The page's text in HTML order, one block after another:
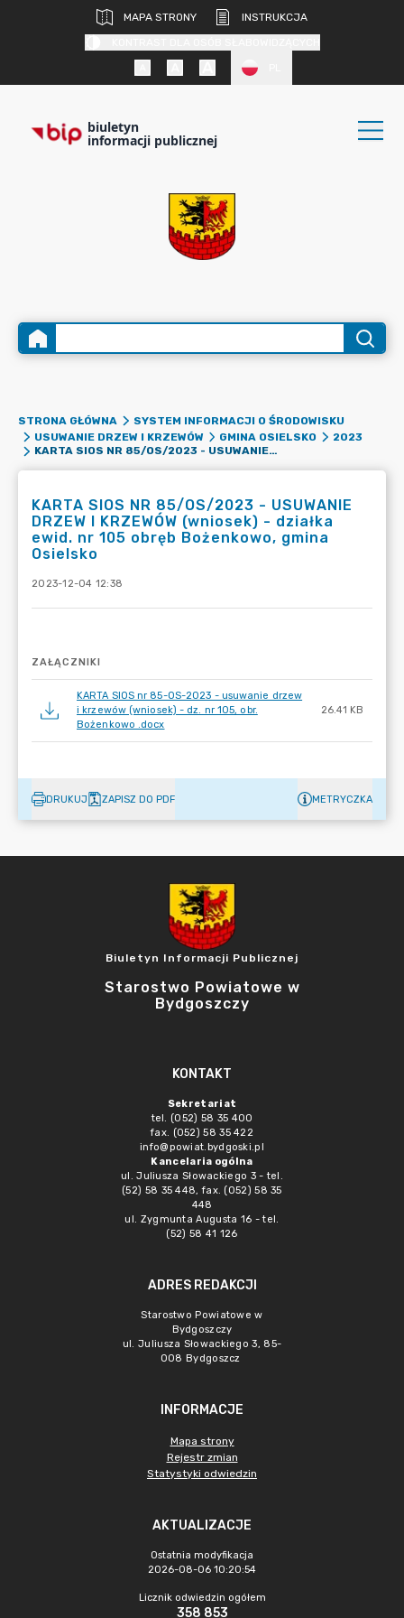
MAPA STRONY
INSTRUKCJA
biuletyn
informacji publicznej
STRONA GŁÓWNA
SYSTEM INFORMACJI O ŚRODOWISKU
USUWANIE DRZEW I KRZEWÓW
GMINA OSIELSKO
2023
KARTA SIOS NR 85/OS/2023 - USUWANIE DRZEW I KRZEWÓW (WNIOSEK) - DZIAŁKA EWID. NR 105 OBRĘB BOŻENKOWO, GMINA OSIELSKO
KARTA SIOS NR 85/OS/2023 - USUWANIE
DRZEW I KRZEWÓW (wniosek) - działka
ewid. nr 105 obręb Bożenkowo, gmina
Osielsko
2023-12-04 12:38
ZAŁĄCZNIKI
KARTA SIOS nr 85-OS-2023 - usuwanie drzew
i krzewów (wniosek) - dz. nr 105, obr.
Bożenkowo .docx
26.41 KB
DRUKUJ ZAPISZ DO PDF METRYCZKA
Biuletyn Informacji Publicznej
Starostwo Powiatowe w
Bydgoszczy
KONTAKT
Sekretariat
tel. (052) 58 35 400
fax. (052) 58 35 422
info@powiat.bydgoski.pl
Kancelaria ogólna
ul. Juliusza Słowackiego 3 - tel.
(52) 58 35 448, fax. (052) 58 35
448
ul. Zygmunta Augusta 16 - tel.
(52) 58 41 126
ADRES REDAKCJI
Starostwo Powiatowe w
Bydgoszczy
ul. Juliusza Słowackiego 3, 85-
008 Bydgoszcz
INFORMACJE
Mapa strony
Rejestr zmian
Statystyki odwiedzin
AKTUALIZACJE
Ostatnia modyfikacja
2026-08-06 10:20:54
Licznik odwiedzin ogółem
358 853